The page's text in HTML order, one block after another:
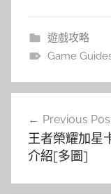
遊戲攻略
Game
導
覽
Previous
王者榮耀加星
介紹[多圖]